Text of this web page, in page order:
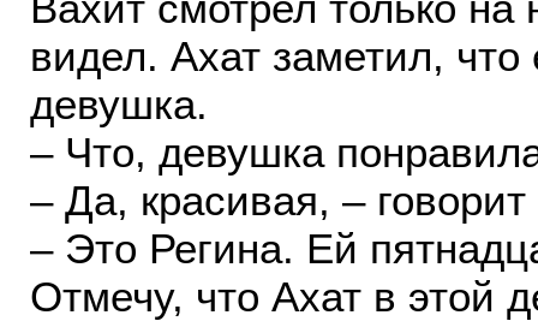
видел. Ахат заметил, что
девушка.
– Что, девушка
– Да, красивая, – говорит
– Это Регина. Ей
Отмечу, что Ахат в этой